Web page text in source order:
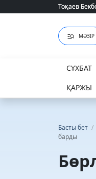
Тоқаев
Тоқаев
МӘЗІР
СҰХБАТ
ҚАРЖЫ
Басты бет /
барды